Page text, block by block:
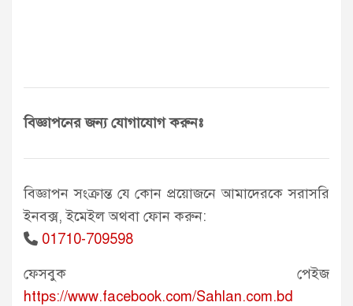
বিজ্ঞাপনের জন্য যোগাযোগ করুনঃ
বিজ্ঞাপন সংক্রান্ত যে কোন প্রয়োজনে আমাদেরকে সরাসরি
ইনবক্স, ইমেইল অথবা ফোন করুন:
 01710-709598
ফেসবুক পেইজ
https://www.facebook.com/Sahlan.com.bd